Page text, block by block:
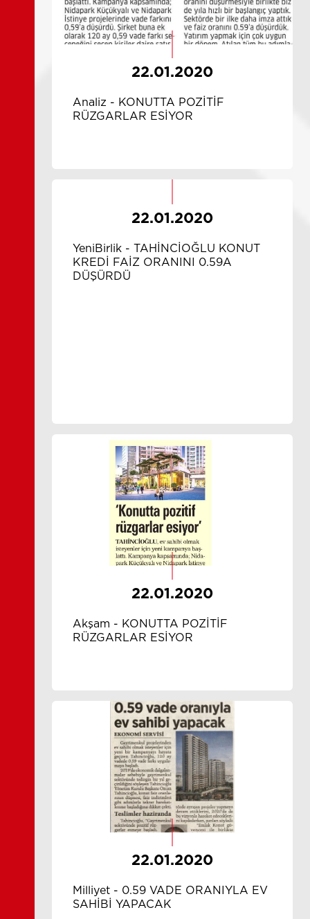
22.01.2020
Analiz - KONUTTA POZİTİF
RÜZGARLAR ESİYOR
22.01.2020
YeniBirlik - TAHİNCİOĞLU KONUT
KREDİ FAİZ ORANINI 0.59A
DÜŞÜRDÜ
22.01.2020
Akşam - KONUTTA POZİTİF
RÜZGARLAR ESİYOR
22.01.2020
Milliyet - 0.59 VADE ORANIYLA EV
SAHİBİ YAPACAK